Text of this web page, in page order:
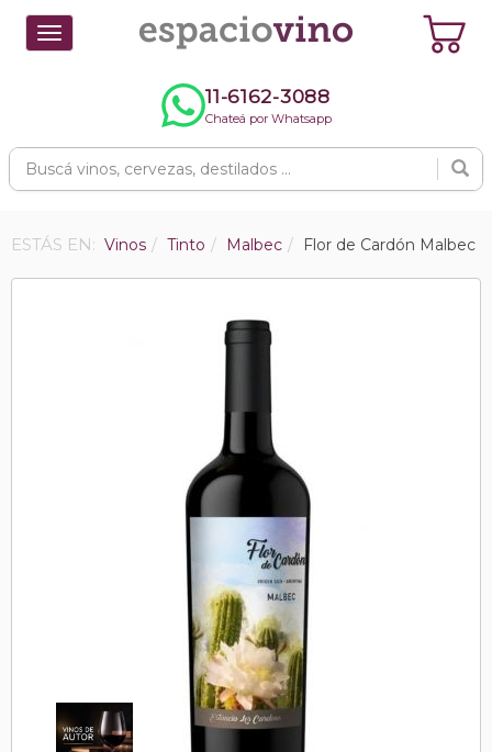
Toggle
navigation
11-6162-3088
Chateá por Whatsapp
ESTÁS EN: Vinos Tinto Malbec Flor de Cardón Malbec